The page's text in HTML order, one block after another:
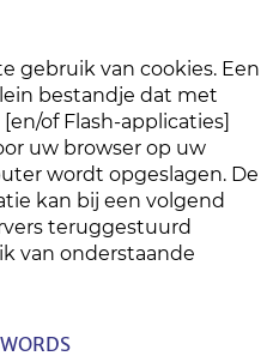
gebruik van cookies. Een
bestandje dat met
of Flash-applicaties]
uw browser op uw
wordt opgeslagen. De
kan bij een volgend
teruggestuurd
van onderstaande